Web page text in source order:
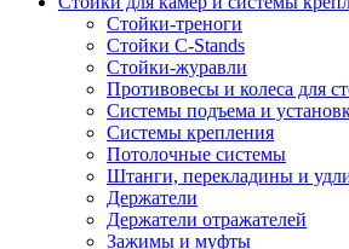
Стойки-треноги
Стойки C-Stands
Стойки-журавли
Противовесы и колеса для
Системы подъема и
Системы крепления
Потолочные системы
Штанги, перекладины и
Держатели
Держатели отражателей
Зажимы и муфты